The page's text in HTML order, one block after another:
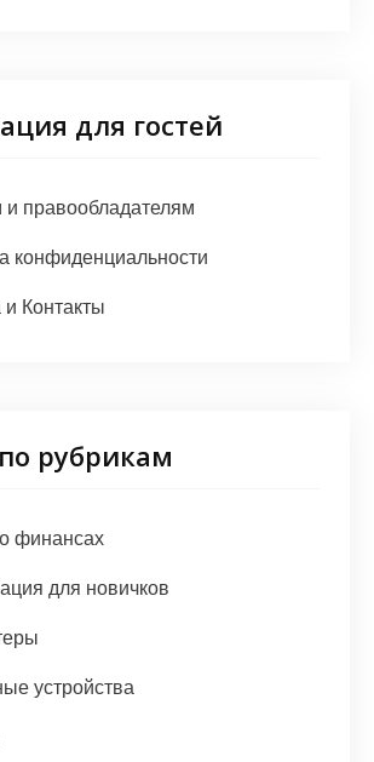
для гостей
правообладателям
конфиденциальности
Контакты
рубрикам
финансах
для новичков
устройства